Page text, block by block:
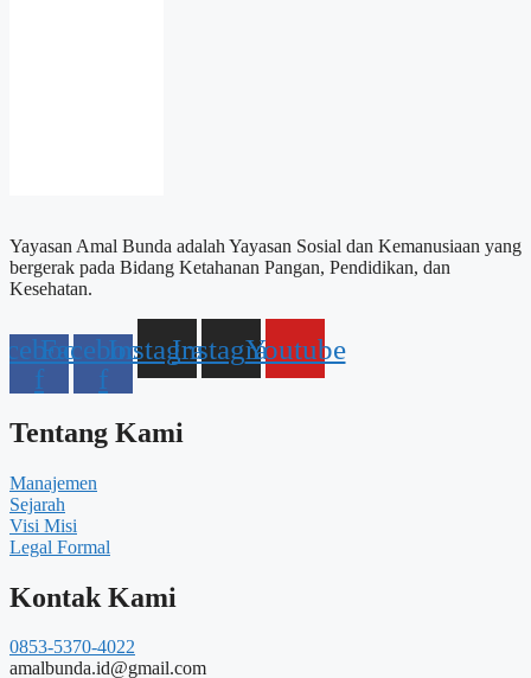
Yayasan Amal Bunda adalah Yayasan Sosial dan Kemanusiaan yang
bergerak pada Bidang Ketahanan Pangan, Pendidikan, dan
Kesehatan.
f
Facebook-
f
InstagramInstagramYoutube
Tentang Kami
Manajemen
Sejarah
Visi Misi
Legal Formal
Kontak Kami
0853-5370-4022
amalbunda.id@gmail.com